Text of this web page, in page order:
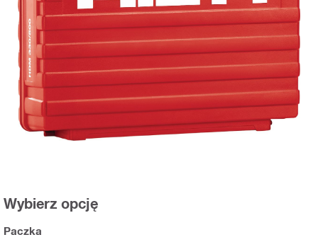
Wybierz opcję
Paczka